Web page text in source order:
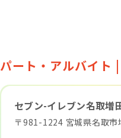
パート・アルバイト
セブン-イレブン名取増
〒981-1224 宮城県名取